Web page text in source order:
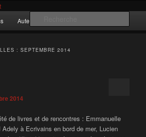
roman noir au poème.
Auteurs
:SEPTEMBRE 2014
2014
de livres et de rencontres : Emmanuelle
Adely à Ecrivains en bord de mer, Lucien